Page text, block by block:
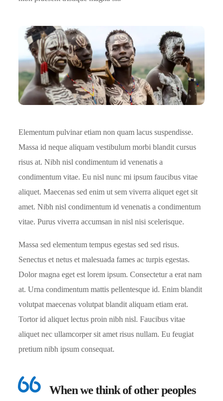
Elementum pulvinar etiam non quam lacus suspendisse.
Massa id neque aliquam vestibulum morbi blandit cursus
risus at. Nibh nisl condimentum id venenatis a
condimentum vitae. Eu nisl nunc mi ipsum faucibus vitae
aliquet. Maecenas sed enim ut sem viverra aliquet eget sit
amet. Nibh nisl condimentum id venenatis a condimentum
vitae. Purus viverra accumsan in nisl nisi scelerisque.
Massa sed elementum tempus egestas sed sed risus.
Senectus et netus et malesuada fames ac turpis egestas.
Dolor magna eget est lorem ipsum. Consectetur a erat nam
at. Urna condimentum mattis pellentesque id. Enim blandit
volutpat maecenas volutpat blandit aliquam etiam erat.
Tortor id aliquet lectus proin nibh nisl. Faucibus vitae
aliquet nec ullamcorper sit amet risus nullam. Eu feugiat
pretium nibh ipsum consequat.
When we think of other peoples